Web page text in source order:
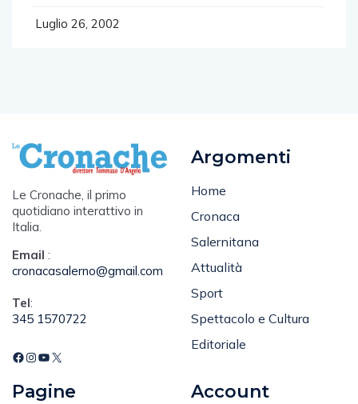
Luglio 26, 2002
Le Cronache, il primo
quotidiano interattivo in
Italia.
Email :
cronacasalerno@gmail.com
Tel:
345 1570722
Argomenti
Home
Cronaca
Salernitana
Attualità
Sport
Spettacolo e Cultura
Editoriale
Pagine Account